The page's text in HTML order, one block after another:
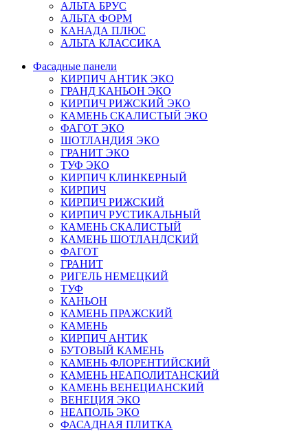
АЛЬТА БРУС
АЛЬТА ФОРМ
КАНАДА ПЛЮС
АЛЬТА КЛАССИКА
Фасадные панели
КИРПИЧ АНТИК ЭКО
ГРАНД КАНЬОН ЭКО
КИРПИЧ РИЖСКИЙ ЭКО
КАМЕНЬ СКАЛИСТЫЙ ЭКО
ФАГОТ ЭКО
ШОТЛАНДИЯ ЭКО
ГРАНИТ ЭКО
ТУФ ЭКО
КИРПИЧ КЛИНКЕРНЫЙ
КИРПИЧ
КИРПИЧ РИЖСКИЙ
КИРПИЧ РУСТИКАЛЬНЫЙ
КАМЕНЬ СКАЛИСТЫЙ
КАМЕНЬ ШОТЛАНДСКИЙ
ФАГОТ
ГРАНИТ
РИГЕЛЬ НЕМЕЦКИЙ
ТУФ
КАНЬОН
КАМЕНЬ ПРАЖСКИЙ
КАМЕНЬ
КИРПИЧ АНТИК
БУТОВЫЙ КАМЕНЬ
КАМЕНЬ ФЛОРЕНТИЙСКИЙ
КАМЕНЬ НЕАПОЛИТАНСКИЙ
КАМЕНЬ ВЕНЕЦИАНСКИЙ
ВЕНЕЦИЯ ЭКО
НЕАПОЛЬ ЭКО
ФАСАДНАЯ ПЛИТКА